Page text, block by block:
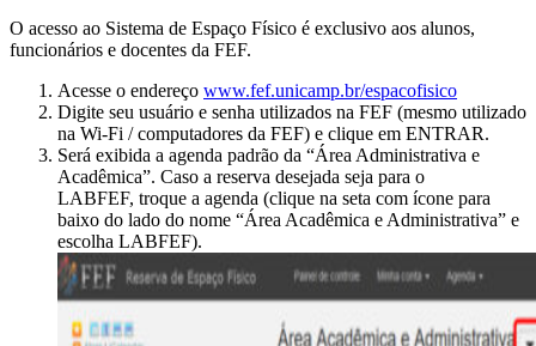
​​O acesso ao Sistema de Espaço Físico é exclusivo aos alunos,
funcionários e docentes da FEF.
Acesse o endereço www.fef.unicamp.br/espacofisico
Digite seu usuário e senha utilizados na FEF (mesmo utilizado
na Wi-Fi / computadores da FEF) e clique em ENTRAR.
Será exibida a agenda padrão da “Área Administrativa e
Acadêmica”. Caso a reserva desejada seja para o
LABFEF, troque a agenda (clique na seta com ícone para
baixo do lado do nome “Área Acadêmica e Administrativa” e
escolha LABFEF).